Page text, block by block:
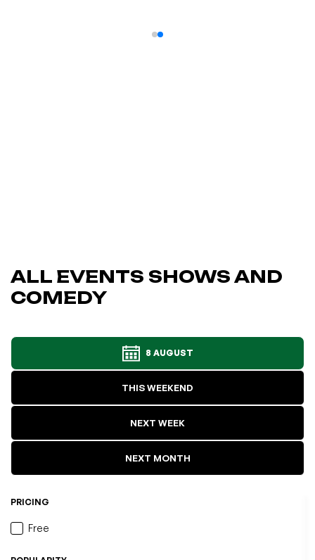
ALL EVENTS SHOWS AND
COMEDY
8 AUGUST
THIS WEEKEND
NEXT WEEK
NEXT MONTH
PRICING
Free